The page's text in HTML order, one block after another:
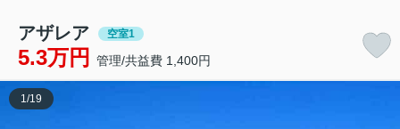
アザレア 空室1
5.3万円 管理/共益費 1,400円
1/19